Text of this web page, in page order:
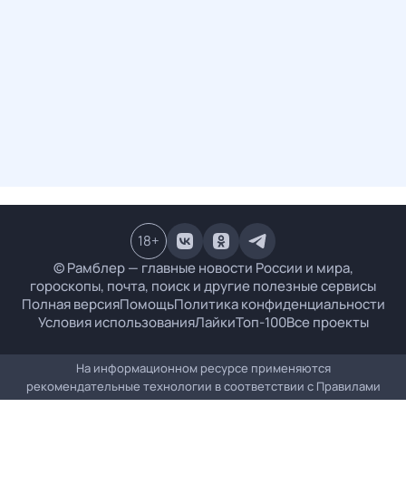
© Рамблер — главные новости России и мира,
гороскопы, почта, поиск и другие полезные сервисы
Полная версияПомощьПолитика конфиденциальности
Условия использованияЛайкиТоп-100Все проекты
18+
На информационном ресурсе применяются
рекомендательные технологии в соответствии с Правилами